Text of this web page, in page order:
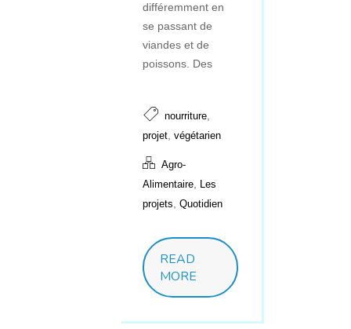
différemment en
se passant de
viandes et de
poissons. Des
nourriture
projet végétarien
Agro-
Alimentaire
Les
projets Quotidien
READ
MORE